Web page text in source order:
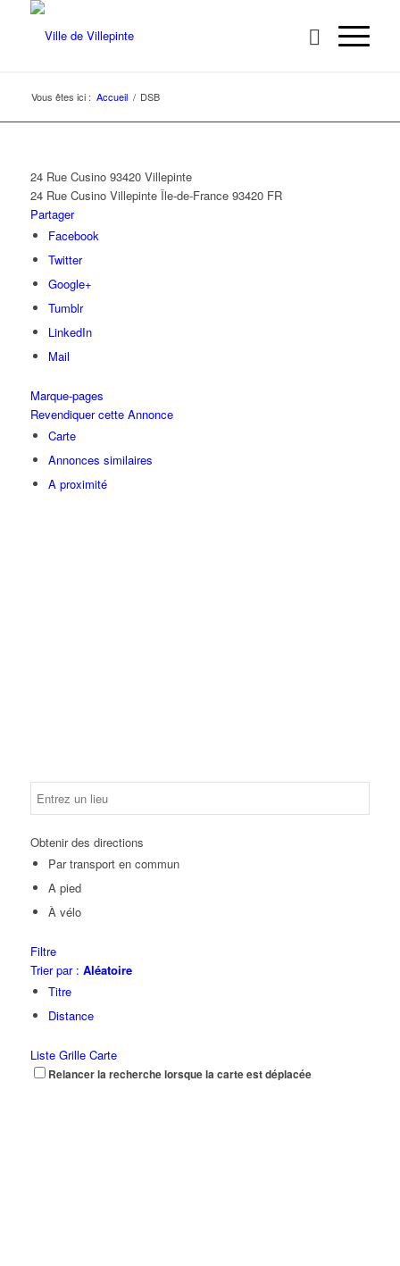
Vous êtes ici : Accueil / DSB
24 Rue Cusino 93420 Villepinte
24 Rue Cusino Villepinte Île-de-France 93420 FR
Partager
Facebook
Twitter
Google+
Tumblr
LinkedIn
Mail
Marque-pages
Revendiquer cette Annonce
Carte
Annonces similaires
A proximité
Obtenir des directions
Par transport en commun
A pied
À vélo
Filtre
Trier par : Aléatoire
Titre
Distance
Liste Grille Carte
Relancer la recherche lorsque la carte est déplacée